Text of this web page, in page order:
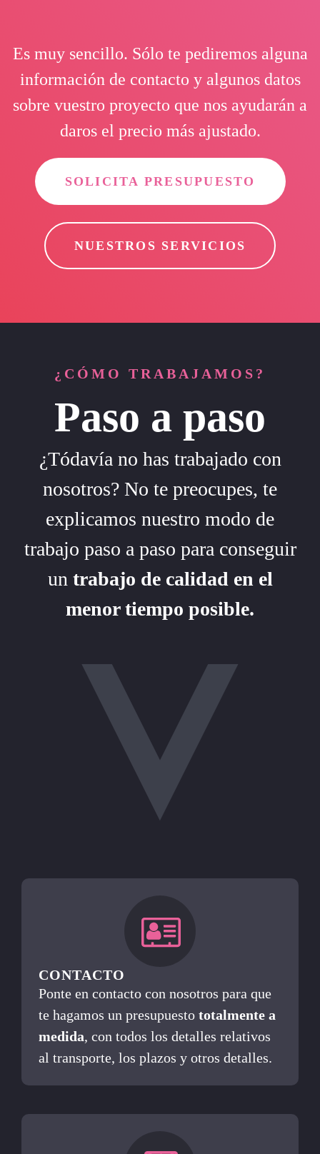
Es muy sencillo. Sólo te pediremos alguna
información de contacto y algunos datos
sobre vuestro proyecto que nos ayudarán a
daros el precio más ajustado.
SOLICITA PRESUPUESTO
NUESTROS SERVICIOS
¿CÓMO TRABAJAMOS?
Paso a paso
¿Tódavía no has trabajado con
nosotros? No te preocupes, te
explicamos nuestro modo de
trabajo paso a paso para conseguir
un trabajo de calidad en el
menor tiempo posible.
CONTACTO
Ponte en contacto con nosotros para que
te hagamos un presupuesto totalmente a
medida, con todos los detalles relativos
al transporte, los plazos y otros detalles.